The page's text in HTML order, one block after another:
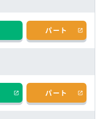
パート
パート